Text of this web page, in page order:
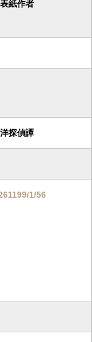
紙作者
探偵譚
1/56